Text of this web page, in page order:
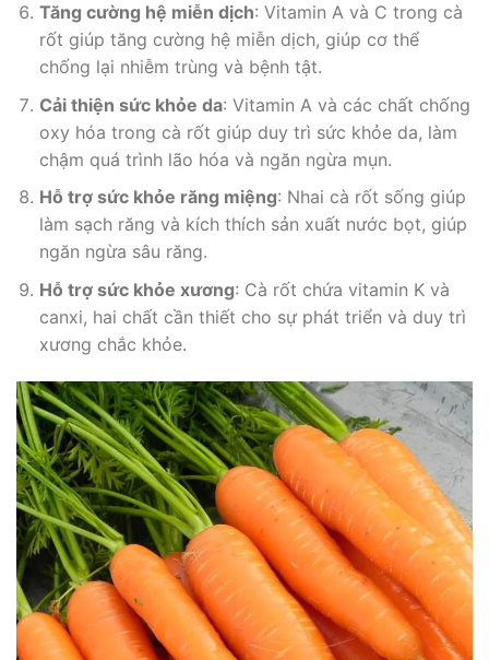
Tăng cường hệ miễn dịch: Vitamin A và C trong cà
rốt giúp tăng cường hệ miễn dịch, giúp cơ thể
chống lại nhiễm trùng và bệnh tật.
Cải thiện sức khỏe da: Vitamin A và các chất chống
oxy hóa trong cà rốt giúp duy trì sức khỏe da, làm
chậm quá trình lão hóa và ngăn ngừa mụn.
Hỗ trợ sức khỏe răng miệng: Nhai cà rốt sống giúp
làm sạch răng và kích thích sản xuất nước bọt, giúp
ngăn ngừa sâu răng.
Hỗ trợ sức khỏe xương: Cà rốt chứa vitamin K và
canxi, hai chất cần thiết cho sự phát triển và duy trì
xương chắc khỏe.